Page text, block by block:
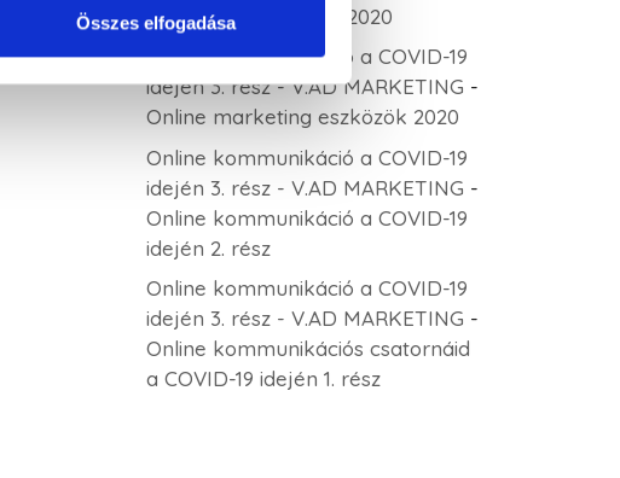
Összes elfogadása
marketing eszközök 2020
Online kommunikáció a COVID-19
idején 3. rész - V.AD MARKETING -
Online marketing eszközök 2020
Online kommunikáció a COVID-19
idején 3. rész - V.AD MARKETING -
Online kommunikáció a COVID-19
idején 2. rész
Online kommunikáció a COVID-19
idején 3. rész - V.AD MARKETING -
Online kommunikációs csatornáid
a COVID-19 idején 1. rész